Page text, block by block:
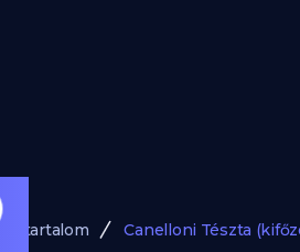
Canelloni Tészta